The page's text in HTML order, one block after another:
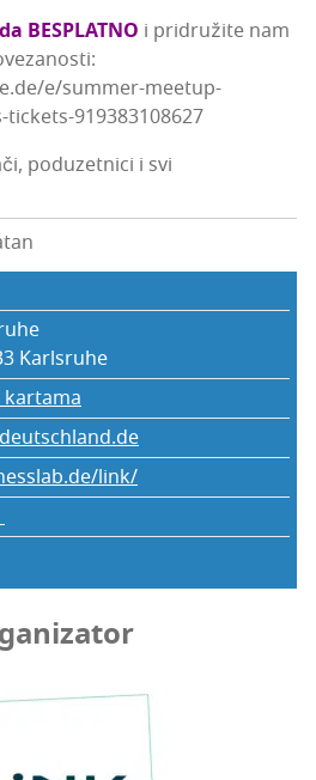
BESPLATNO i pri­dru­ži­te nam
e/summer-meetup-
919383108627
poduzetnici i svi
Kar­l­sru­he
kartama
link/